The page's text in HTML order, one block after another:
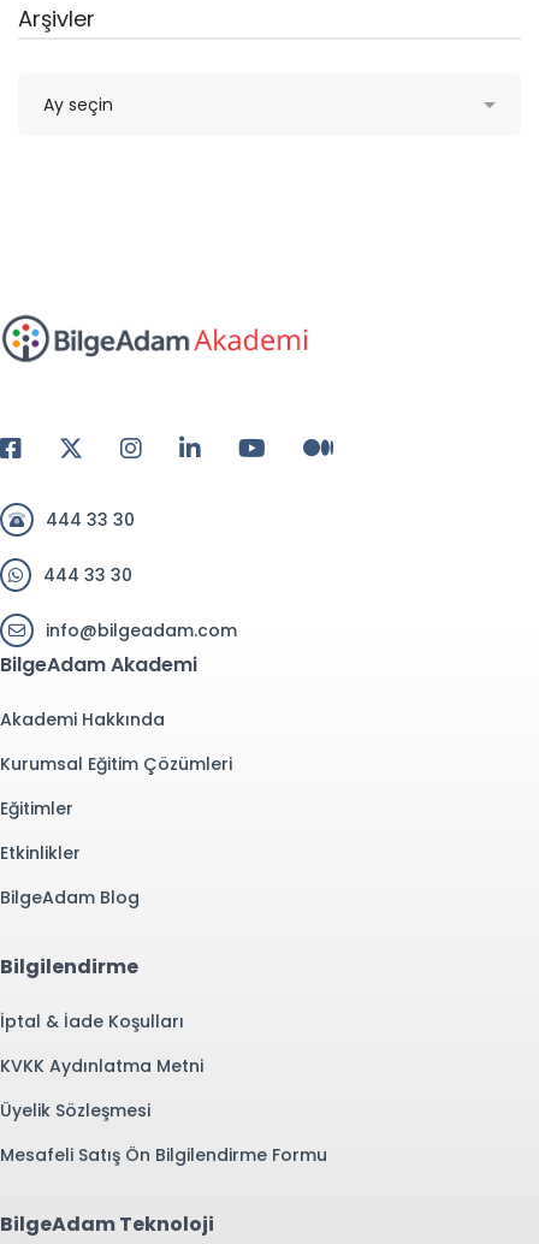
Arşivler
444 33 30
444 33 30
info@bilgeadam.com
BilgeAdam Akademi
Akademi Hakkında
Kurumsal Eğitim Çözümleri
Eğitimler
Etkinlikler
BilgeAdam Blog
Bilgilendirme
İptal & İade Koşulları
KVKK Aydınlatma Metni
Üyelik Sözleşmesi
Mesafeli Satış Ön Bilgilendirme Formu
BilgeAdam Teknoloji